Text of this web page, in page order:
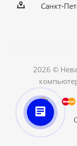
Санкт-
2026 ©